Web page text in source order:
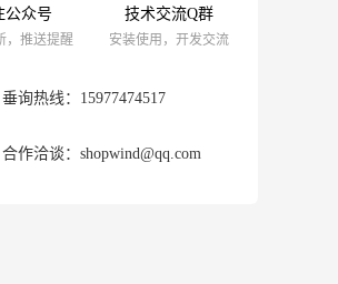
公众号
，推送提醒
技术交流Q群
安装使用，开发交流
垂询热线： 15977474517
合作洽谈： shopwind@qq.com